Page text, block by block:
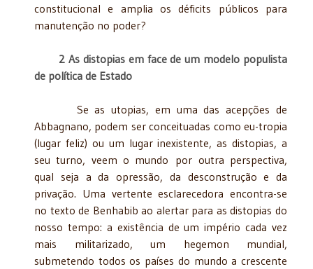
constitucional e amplia os déficits públicos para
manutenção no poder?
2 As distopias em face de um modelo populista
de política de Estado
Se as utopias, em uma das acepções de
Abbagnano, podem ser conceituadas como eu-tropia
(lugar feliz) ou um lugar inexistente, as distopias, a
seu turno, veem o mundo por outra perspectiva,
qual seja a da opressão, da desconstrução e da
privação. Uma vertente esclarecedora encontra-se
no texto de Benhabib ao alertar para as distopias do
nosso tempo: a existência de um império cada vez
mais militarizado, um hegemon mundial,
submetendo todos os países do mundo a crescente